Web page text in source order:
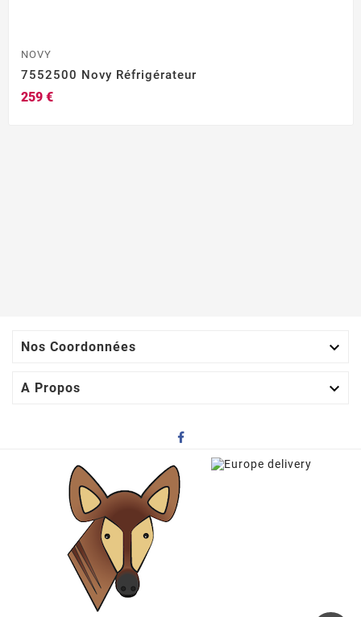
NOVY
7552500 Novy Réfrigérateur
259 €
Nos Coordonnées 
A Propos 